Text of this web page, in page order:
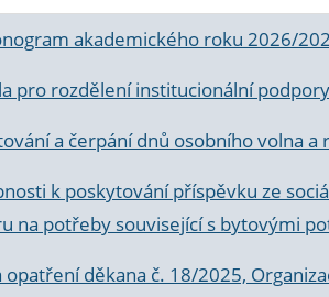
akademického roku 2026/
pro rozdělení institucionální
a čerpání dnů osobního volna
k poskytování příspěvku ze
na potřeby související s bytovými
opatření děkana č. 18/2025,